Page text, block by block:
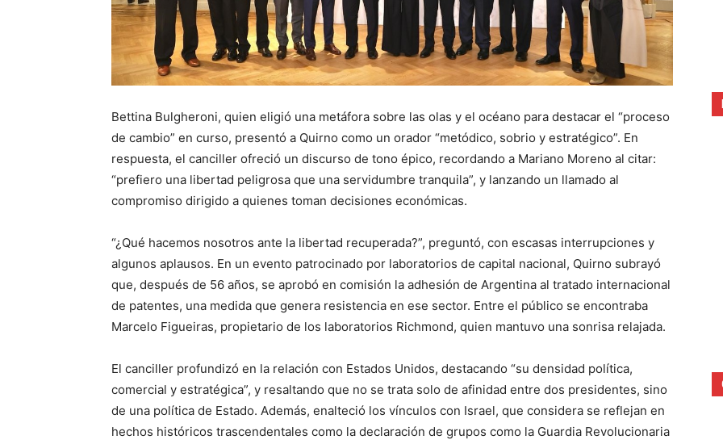
Bettina Bulgheroni, quien eligió una metáfora sobre las olas y el océano para destacar el “proceso
de cambio” en curso, presentó a Quirno como un orador “metódico, sobrio y estratégico”. En
respuesta, el canciller ofreció un discurso de tono épico, recordando a Mariano Moreno al citar:
“prefiero una libertad peligrosa que una servidumbre tranquila”, y lanzando un llamado al
compromiso dirigido a quienes toman decisiones económicas.
“¿Qué hacemos nosotros ante la libertad recuperada?”, preguntó, con escasas interrupciones y
algunos aplausos. En un evento patrocinado por laboratorios de capital nacional, Quirno subrayó
que, después de 56 años, se aprobó en comisión la adhesión de Argentina al tratado internacional
de patentes, una medida que genera resistencia en ese sector. Entre el público se encontraba
Marcelo Figueiras, propietario de los laboratorios Richmond, quien mantuvo una sonrisa relajada.
El canciller profundizó en la relación con Estados Unidos, destacando “su densidad política,
comercial y estratégica”, y resaltando que no se trata solo de afinidad entre dos presidentes, sino
de una política de Estado. Además, enalteció los vínculos con Israel, que considera se reflejan en
hechos históricos trascendentales como la declaración de grupos como la Guardia Revolucionaria